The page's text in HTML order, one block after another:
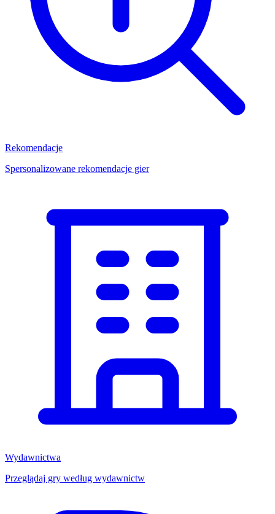
Rekomendacje
Spersonalizowane rekomendacje gier
Wydawnictwa
Przeglądaj gry według wydawnictw